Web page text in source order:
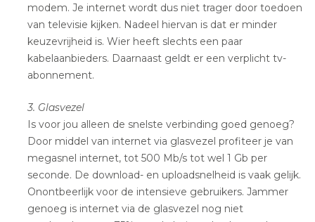
modem. Je internet wordt dus niet trager door toedoen
van televisie kijken. Nadeel hiervan is dat er minder
keuzevrijheid is. Wier heeft slechts een paar
kabelaanbieders. Daarnaast geldt er een verplicht tv-
abonnement.
3. Glasvezel
Is voor jou alleen de snelste verbinding goed genoeg?
Door middel van internet via glasvezel profiteer je van
megasnel internet, tot 500 Mb/s tot wel 1 Gb per
seconde. De download- en uploadsnelheid is vaak gelijk.
Onontbeerlijk voor de intensieve gebruikers. Jammer
genoeg is internet via de glasvezel nog niet